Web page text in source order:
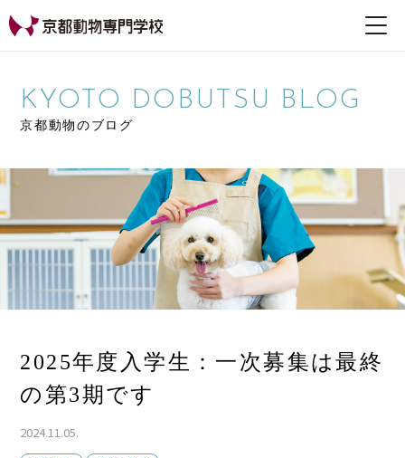
門学校
KYOTO DOBUTSU BLOG
京都動物のブログ
2025年度入学生：一次募集は最終
の第3期です
2024.11.05.